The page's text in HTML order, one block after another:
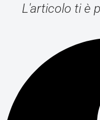
L'articolo ti è